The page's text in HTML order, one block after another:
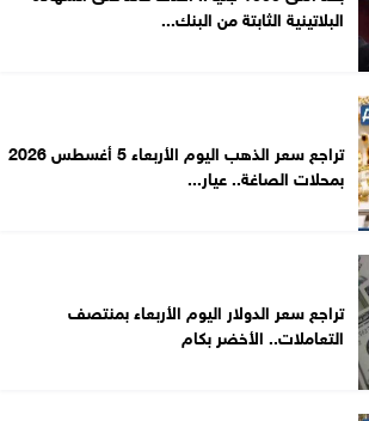
البلاتينية الثابتة من البنك...
تراجع سعر الذهب اليوم الأربعاء 5 أغسطس 2026
بمحلات الصاغة.. عيار...
تراجع سعر الدولار اليوم الأربعاء بمنتصف
التعاملات.. الأخضر بكام